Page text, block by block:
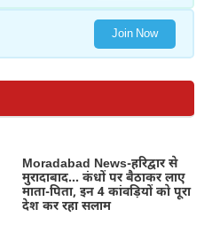
Join Now
Moradabad News-हरिद्वार से
मुरादाबाद… कंधों पर बैठाकर लाए
माता-पिता, इन 4 कांवड़ियों को पूरा
देश कर रहा सलाम